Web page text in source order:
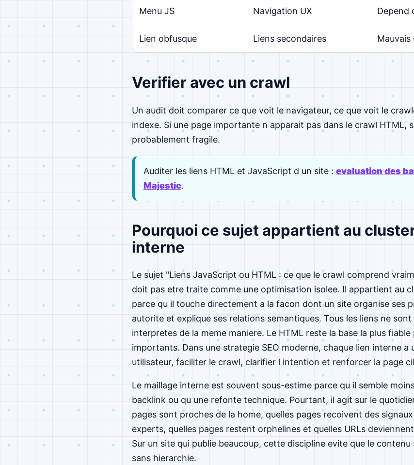
Menu JS Navigation UX Depend
Lien obfusque Liens secondaires Mauvais
Verifier avec un crawl
Un audit doit comparer ce que voit le navigateur, ce que voit le
indexe. Si une page importante n apparait pas dans le crawl HTML,
probablement fragile.
Auditer les liens HTML et JavaScript d un site : evaluation des
Majestic.
Pourquoi ce sujet appartient au
interne
Le sujet "Liens JavaScript ou HTML : ce que le crawl comprend
doit pas etre traite comme une optimisation isolee. Il appartient au
parce qu il touche directement a la facon dont un site organise ses
autorite et explique ses relations semantiques. Tous les liens ne
interpretes de la meme maniere. Le HTML reste la base la plus fiable
importants. Dans une strategie SEO moderne, chaque lien interne a
utilisateur, faciliter le crawl, clarifier l intention et renforcer la page
Le maillage interne est souvent sous-estime parce qu il semble
backlink ou qu une refonte technique. Pourtant, il agit sur le
pages sont proches de la home, quelles pages recoivent des
experts, quelles pages restent orphelines et quelles URLs
Sur un site qui publie beaucoup, cette discipline evite que le
sans hierarchie.